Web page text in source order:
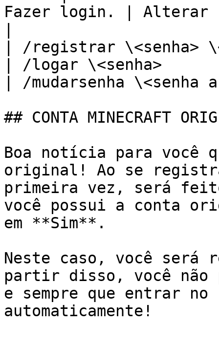
Fazer login. | Alterar
| /registrar \<senha>
| /logar \<senha>
| /mudarsenha \<senha
## CONTA MINECRAFT
Boa notícia para você
original! Ao se
primeira vez, será
você possui a conta
em **Sim**.
Neste caso, você será
partir disso, você
e sempre que entrar